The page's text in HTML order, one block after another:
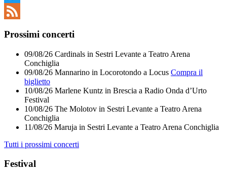
Twitter
Prossimi concerti
09/08/26 Cardinals in Sestri Levante a Teatro Arena
Conchiglia
09/08/26 Mannarino in Locorotondo a Locus Compra il
biglietto
10/08/26 Marlene Kuntz in Brescia a Radio Onda d’Urto
Festival
10/08/26 The Molotov in Sestri Levante a Teatro Arena
Conchiglia
11/08/26 Maruja in Sestri Levante a Teatro Arena Conchiglia
Tutti i prossimi concerti
Festival